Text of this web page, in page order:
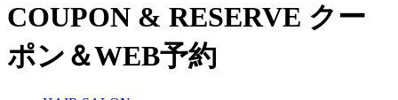
COUPON & RESERVE クー
ポン＆WEB予約